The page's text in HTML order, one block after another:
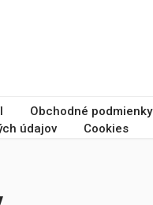
Obchodné podmienky
údajov
Cookies